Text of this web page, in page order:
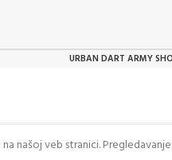
URBAN DART ARMY
našoj veb stranici.